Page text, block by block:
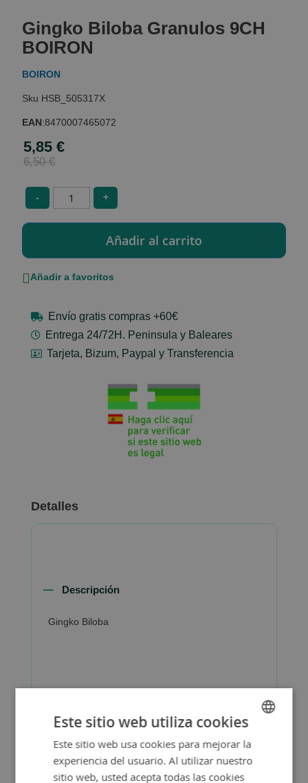
the
beginning
of
the
gallery
Gingko Biloba Granulos 9CH
BOIRON
BOIRON
HSB_505317X
EAN:8470007465072
Special
Price
5,85 €
6,50 €
- +
Añadir a favoritos
Envío gratis compras +60€
Entrega 24/72H. Peninsula y Baleares
Tarjeta, Bizum, Paypal y Transferencia
Detalles
Descripción
Gingko Biloba
SPANISH
ENGLISH
Este sitio web utiliza cookies
Este sitio web usa cookies para mejorar la
experiencia del usuario. Al utilizar nuestro
sitio web, usted acepta todas las cookies